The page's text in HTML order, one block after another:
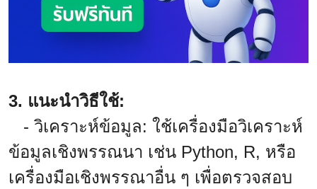
3. แนะนำวิธีใช้:
- วิเคราะห์ข้อมูล: ใช้เครื่องมือวิเคราะห์
ข้อมูลเชิงพรรณนา เช่น Python, R, หรือ
เครื่องมือเชิงพรรณาอื่น ๆ เพื่อตรวจสอบ